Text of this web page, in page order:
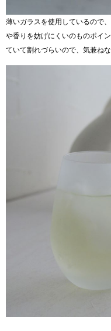
薄いガラスを使用しているので
や香りを妨げにくいのものポイ
ていて割れづらいので、気兼ね